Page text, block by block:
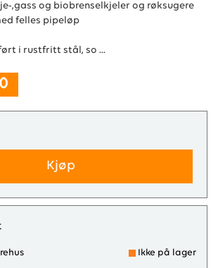
,gass og biobrenselkjeler og røksugere
felles pipeløp
i rustfritt stål, so ...
Kjøp
Ikke på lager